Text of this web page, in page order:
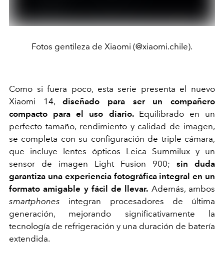
Fotos gentileza de Xiaomi (@xiaomi.chile).
Como si fuera poco, esta serie presenta el nuevo
Xiaomi 14,diseñado para ser un compañero
compacto para el uso diario. Equilibrado en un
perfecto tamaño, rendimiento y calidad de imagen,
se completa con su configuración de triple cámara,
que incluye lentes ópticos Leica Summilux y un
sensor de imagen Light Fusion 900; sin duda
garantiza una experiencia fotográfica integral en un
formato amigable y fácil de llevar. Además, ambos
smartphones integran procesadores de última
generación, mejorando significativamente la
tecnología de refrigeración y una duración de batería
extendida.